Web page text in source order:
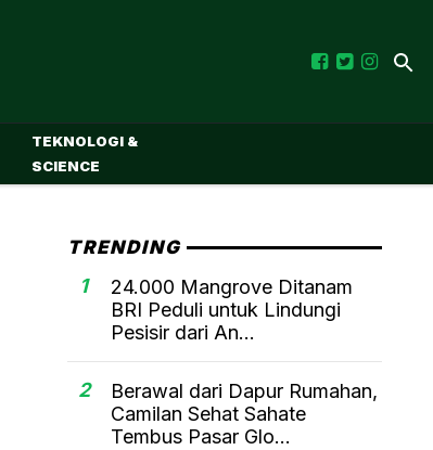
TEKNOLOGI &
SCIENCE
TRENDING
1
24.000 Mangrove Ditanam
BRI Peduli untuk Lindungi
Pesisir dari An...
2
Berawal dari Dapur Rumahan,
Camilan Sehat Sahate
Tembus Pasar Glo...